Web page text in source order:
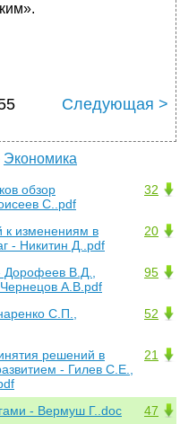
Следующая >
Экономика
32
обзор
С..pdf
20
к изменениям в
- Никитин Д..pdf
95
Дорофеев В.Д.,
А.В.pdf
52
С.П.,
21
решений в
- Гилев С.Е.,
47
- Вермуш Г..doc